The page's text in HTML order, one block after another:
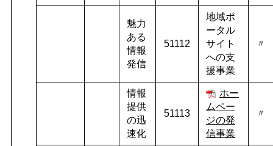
魅力
ある
情報
発信
51112
地域ポ
ータル
サイト
への支
援事業
〃
情報
提供
の迅
速化
51113
ホー
ムペー
ジの発
信事業
〃